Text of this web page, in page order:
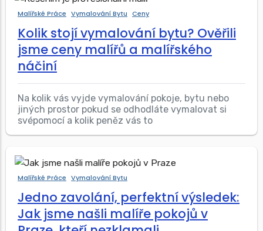
Malířské Práce Vymalování Bytu Ceny
Kolik stojí vymalování bytu? Ověřili
jsme ceny malířů a malířského
náčiní
Na kolik vás vyjde vymalování pokoje, bytu nebo
jiných prostor pokud se odhodláte vymalovat si
svépomocí a kolik peněz vás to
Malířské Práce Vymalování Bytu
Jedno zavolání, perfektní výsledek:
Jak jsme našli malíře pokojů v